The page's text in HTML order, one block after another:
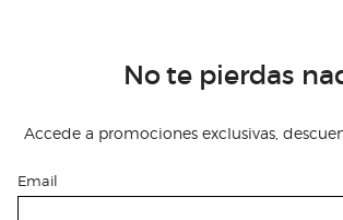
No te pierdas
Accede a promociones exclusivas,
Email